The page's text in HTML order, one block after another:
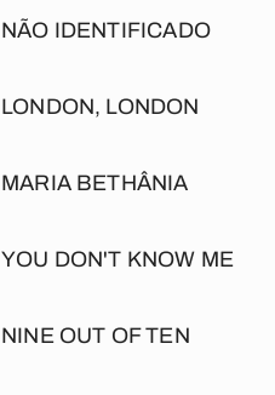
NÃO IDENTIFICADO
LONDON, LONDON
MARIA BETHÂNIA
YOU DON'T KNOW ME
NINE OUT OF TEN